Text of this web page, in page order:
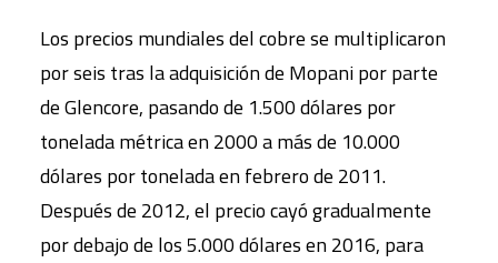
Los precios mundiales del cobre se multiplicaron
por seis tras la adquisición de Mopani por parte
de Glencore, pasando de 1.500 dólares por
tonelada métrica en 2000 a más de 10.000
dólares por tonelada en febrero de 2011.
Después de 2012, el precio cayó gradualmente
por debajo de los 5.000 dólares en 2016, para